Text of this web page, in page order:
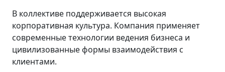
В коллективе поддерживается высокая
корпоративная культура. Компания применяет
современные технологии ведения бизнеса и
цивилизованные формы взаимодействия с
клиентами.